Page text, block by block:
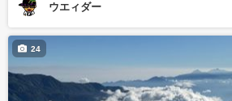
ウエィダー
24